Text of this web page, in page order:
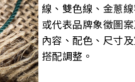
線、雙色線、金蔥
或代表品牌象徵圖
內容、配色、尺寸
搭配調整。